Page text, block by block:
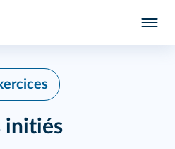
initiés